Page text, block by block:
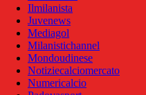
Ilmilanista
Juvenews
Mediagol
Milanistichannel
Mondoudinese
Notiziecalciomercato
Numericalcio